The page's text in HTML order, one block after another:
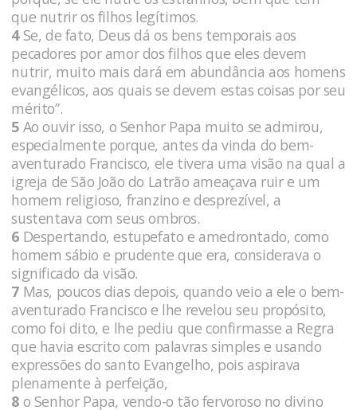
que nutrir os filhos legítimos.
4Se, de fato, Deus dá os bens temporais aos
pecadores por amor dos filhos que eles devem
nutrir, muito mais dará em abundância aos homens
evangélicos, aos quais se devem estas coisas por seu
mérito”.
5 Ao ouvir isso, o Senhor Papa muito se admirou,
especialmente porque, antes da vinda do bem-
aventurado Francisco, ele tivera uma visão na qual a
igreja de São João do Latrão ameaçava ruir e um
homem religioso, franzino e desprezível, a
sustentava com seus ombros.
6 Despertando, estupefato e amedrontado, como
homem sábio e prudente que era, considerava o
significado da visão.
7 Mas, poucos dias depois, quando veio a ele o bem-
aventurado Francisco e lhe revelou seu propósito,
como foi dito, e lhe pediu que confirmasse a Regra
que havia escrito com palavras simples e usando
expressões do santo Evangelho, pois aspirava
plenamente à perfeição,
8 o Senhor Papa, vendo-o tão fervoroso no divino